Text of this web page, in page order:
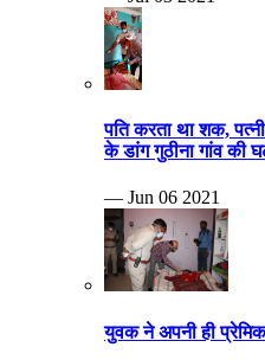
पति करता था शक, पत्नी
के डांग गुठीना गांव की
— Jun 06 2021
युवक ने अपनी ही